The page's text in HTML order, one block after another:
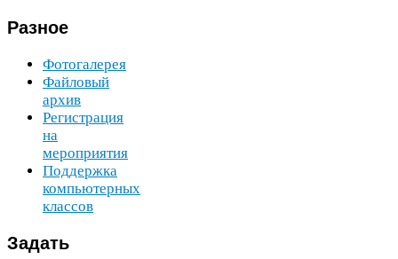
Разное
Фотогалерея
Файловый
архив
Регистрация
на
мероприятия
Поддержка
компьютерных
классов
Задать